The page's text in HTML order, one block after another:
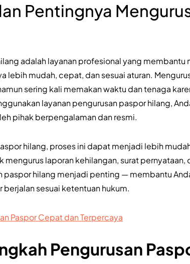
Pentingnya
adalah layanan profesional yang
lebih mudah, cepat, dan sesuai aturan.
sering kali memakan waktu dan tenaga
layanan pengurusan paspor hilang,
pihak berpengalaman dan resmi.
hilang, proses ini dapat menjadi lebih
laporan kehilangan, surat pernyataan,
paspor hilang menjadi penting — membantu
sesuai ketentuan hukum.
Paspor Cepat dan Terpercaya
Pengurusan